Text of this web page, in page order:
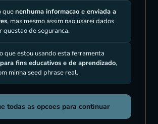
quenenhuma informacao e enviada a
, mas mesmo assim nao usarei dados
questao de seguranca.
que estou usando esta ferramenta
fins educativos e de aprendizado,
minha seed phrase real.
todas as opcoes para continuar